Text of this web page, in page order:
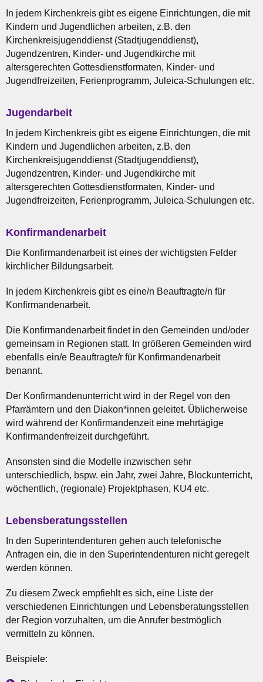
In jedem Kirchenkreis gibt es eigene Einrichtungen, die mit
Kindern und Jugendlichen arbeiten, z.B. den
Kirchenkreisjugenddienst (Stadtjugenddienst),
Jugendzentren, Kinder- und Jugendkirche mit
altersgerechten Gottesdienstformaten, Kinder- und
Jugendfreizeiten, Ferienprogramm, Juleica-Schulungen etc.
Jugendarbeit
In jedem Kirchenkreis gibt es eigene Einrichtungen, die mit
Kindern und Jugendlichen arbeiten, z.B. den
Kirchenkreisjugenddienst (Stadtjugenddienst),
Jugendzentren, Kinder- und Jugendkirche mit
altersgerechten Gottesdienstformaten, Kinder- und
Jugendfreizeiten, Ferienprogramm, Juleica-Schulungen etc.
Konfirmandenarbeit
Die Konfirmandenarbeit ist eines der wichtigsten Felder
kirchlicher Bildungsarbeit.
In jedem Kirchenkreis gibt es eine/n Beauftragte/n für
Konfirmandenarbeit.
Die Konfirmandenarbeit findet in den Gemeinden und/oder
gemeinsam in Regionen statt. In größeren Gemeinden wird
ebenfalls ein/e Beauftragte/r für Konfirmandenarbeit
benannt.
Der Konfirmandenunterricht wird in der Regel von den
Pfarrämtern und den Diakon*innen geleitet. Üblicherweise
wird während der Konfirmandenzeit eine mehrtägige
Konfirmandenfreizeit durchgeführt.
Ansonsten sind die Modelle inzwischen sehr
unterschiedlich, bspw. ein Jahr, zwei Jahre, Blockunterricht,
wöchentlich, (regionale) Projektphasen, KU4 etc.
Lebensberatungsstellen
In den Superintendenturen gehen auch telefonische
Anfragen ein, die in den Superintendenturen nicht geregelt
werden können.
Zu diesem Zweck empfiehlt es sich, eine Liste der
verschiedenen Einrichtungen und Lebensberatungsstellen
der Region vorzuhalten, um die Anrufer bestmöglich
vermitteln zu können.
Beispiele: